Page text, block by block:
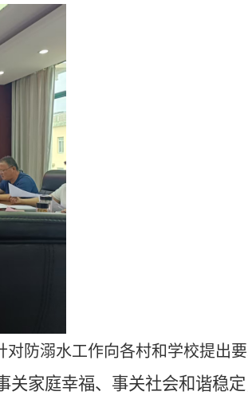
对防溺水工作向各村和学校提出
家庭幸福、事关社会和谐稳